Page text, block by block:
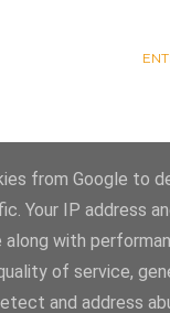
Con la tecnología de
from Google to
Your IP address
along with
of service,
and address